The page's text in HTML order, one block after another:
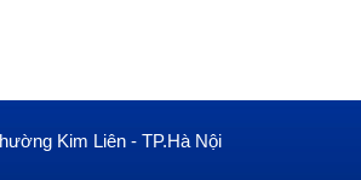
Kim Liên - TP.Hà Nội